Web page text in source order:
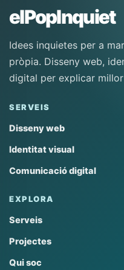
elPopInquiet
Idees inquietes per a
pròpia. Disseny web,
digital per explicar
SERVEIS
Disseny web
Identitat visual
Comunicació digital
EXPLORA
Serveis
Projectes
Qui soc